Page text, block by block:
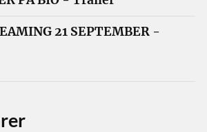
21 SEPTEMBER -